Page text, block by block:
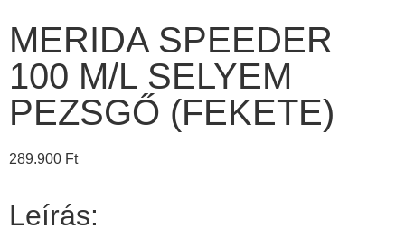
MERIDA SPEEDER
100 M/L SELYEM
PEZSGŐ (FEKETE)
289.900 Ft
Leírás: